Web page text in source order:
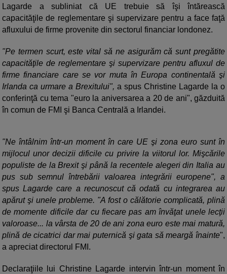
Lagarde a subliniat că UE trebuie să îşi întărească
capacităţile de reglementare şi supervizare pentru a face faţă
afluxului de firme provenite din sectorul financiar londonez.
"Pe termen scurt, este vital să ne asigurăm că sunt pregătite
capacităţile de reglementare şi supervizare pentru afluxul de
firme financiare care se vor muta în Europa continentală şi
Irlanda ca urmare a Brexitului", a spus Christine Lagarde la o
conferinţă cu tema "euro la aniversarea a 20 de ani", găzduită
în comun de FMI şi Banca Centrală a Irlandei.
"Ne întâlnim într-un moment în care UE şi zona euro sunt în
mijlocul unor decizii dificile cu privire la viitorul lor. Mişcările
populiste de la Brexit şi până la recentele alegeri din Italia au
pus sub semnul întrebării valoarea integrării europene", a
spus Lagarde care a recunoscut că odată cu integrarea au
apărut şi unele probleme. "A fost o călătorie complicată, plină
de momente dificile dar cu fiecare pas am învăţat unele lecţii
valoroase... la vârsta de 20 de ani zona euro este mai matură,
plină de cicatrici dar mai puternică şi gata să meargă înainte",
a apreciat directorul FMI.
Declaraţiile lui Christine Lagarde intervin într-un moment în